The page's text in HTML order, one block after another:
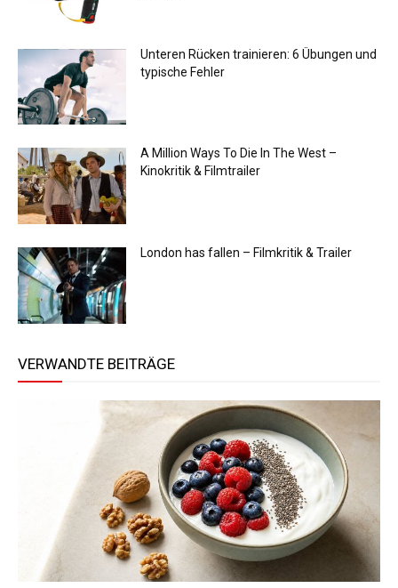
Unteren Rücken trainieren: 6 Übungen und
typische Fehler
A Million Ways To Die In The West –
Kinokritik & Filmtrailer
London has fallen – Filmkritik & Trailer
VERWANDTE BEITRÄGE